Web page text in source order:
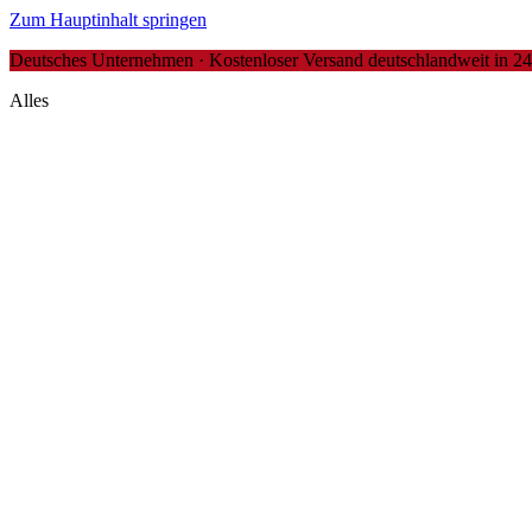
Zum Hauptinhalt springen
Deutsches Unternehmen · Kostenloser Versand deutschlandweit in
Alles